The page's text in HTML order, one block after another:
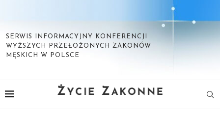
SERWIS INFORMACYJNY KONFERENCJI
WYŻSZYCH PRZEŁOŻONYCH ZAKONÓW
MĘSKICH W POLSCE